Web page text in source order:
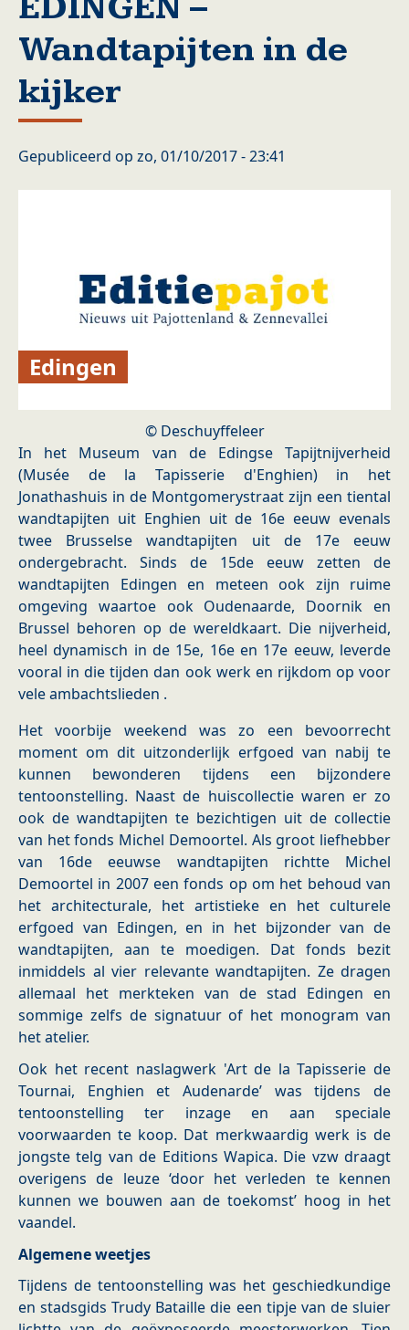
Wandtapijten in de
kijker
Gepubliceerd op zo, 01/10/2017 - 23:41
Edingen
© Deschuyffeleer
In het Museum van de Edingse Tapijtnijverheid
(Musée de la Tapisserie d'Enghien) in het
Jonathashuis in de Montgomerystraat zijn een tiental
wandtapijten uit Enghien uit de 16e eeuw evenals
twee Brusselse wandtapijten uit de 17e eeuw
ondergebracht. Sinds de 15de eeuw zetten de
wandtapijten Edingen en meteen ook zijn ruime
omgeving waartoe ook Oudenaarde, Doornik en
Brussel behoren op de wereldkaart. Die nijverheid,
heel dynamisch in de 15e, 16e en 17e eeuw, leverde
vooral in die tijden dan ook werk en rijkdom op voor
vele ambachtslieden .
Het voorbije weekend was zo een bevoorrecht
moment om dit uitzonderlijk erfgoed van nabij te
kunnen bewonderen tijdens een bijzondere
tentoonstelling. Naast de huiscollectie waren er zo
ook de wandtapijten te bezichtigen uit de collectie
van het fonds Michel Demoortel. Als groot liefhebber
van 16de eeuwse wandtapijten richtte Michel
Demoortel in 2007 een fonds op om het behoud van
het architecturale, het artistieke en het culturele
erfgoed van Edingen, en in het bijzonder van de
wandtapijten, aan te moedigen. Dat fonds bezit
inmiddels al vier relevante wandtapijten. Ze dragen
allemaal het merkteken van de stad Edingen en
sommige zelfs de signatuur of het monogram van
het atelier.
Ook het recent naslagwerk 'Art de la Tapisserie de
Tournai, Enghien et Audenarde’ was tijdens de
tentoonstelling ter inzage en aan speciale
voorwaarden te koop. Dat merkwaardig werk is de
jongste telg van de Editions Wapica. Die vzw draagt
overigens de leuze ‘door het verleden te kennen
kunnen we bouwen aan de toekomst’ hoog in het
vaandel.
Algemene weetjes
Tijdens de tentoonstelling was het geschiedkundige
en stadsgids Trudy Bataille die een tipje van de sluier